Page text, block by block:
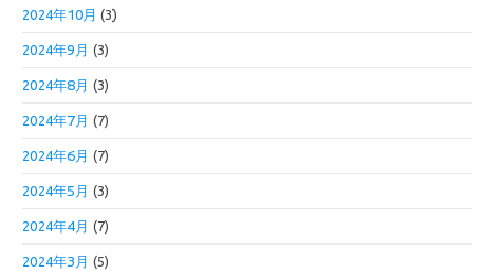
2024年10月 (3)
2024年9月 (3)
2024年8月 (3)
2024年7月 (7)
2024年6月 (7)
2024年5月 (3)
2024年4月 (7)
2024年3月 (5)